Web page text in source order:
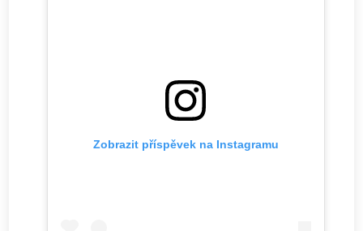
Zobrazit příspěvek na Instagramu